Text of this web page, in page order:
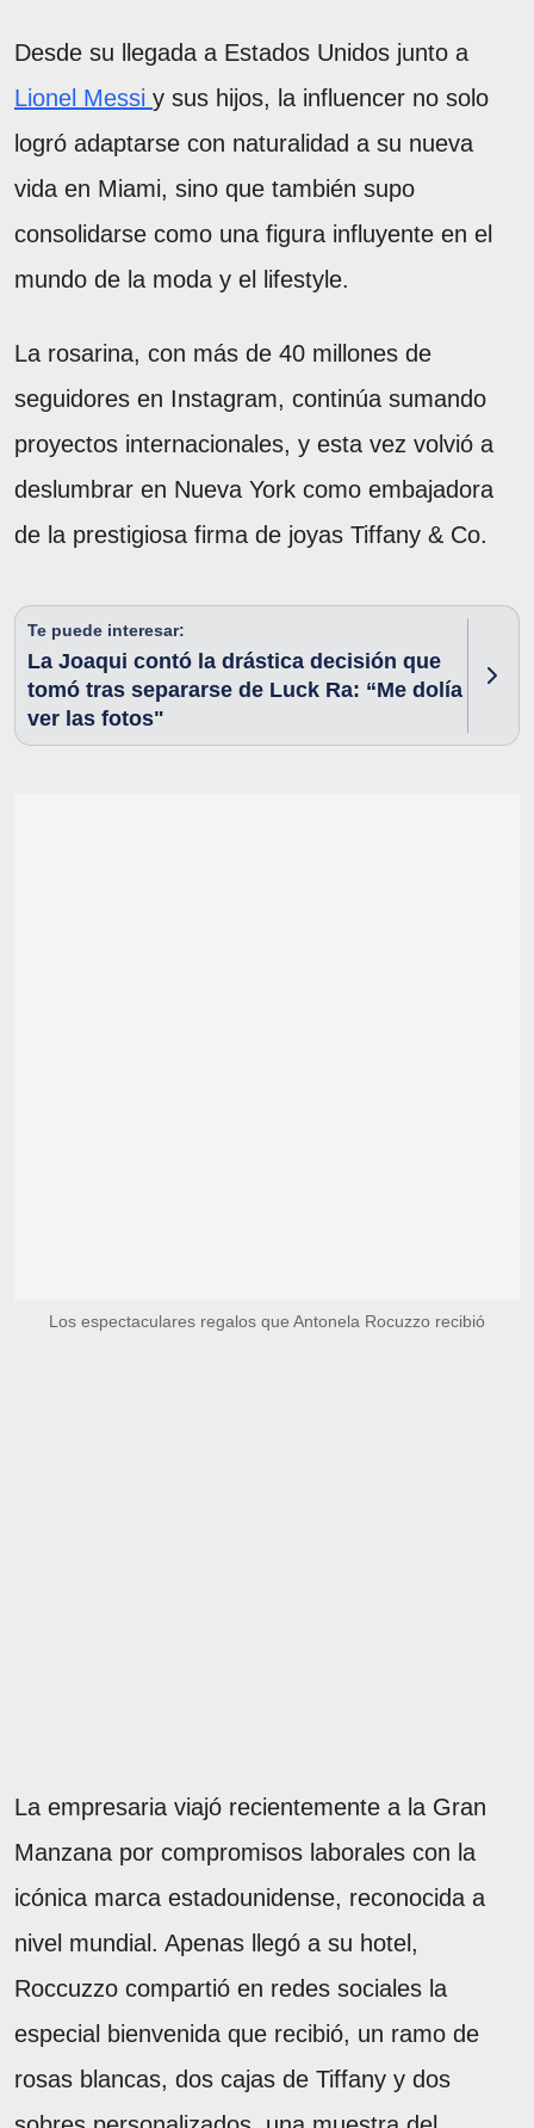
Desde su llegada a Estados Unidos junto a
Lionel Messi y sus hijos, la influencer no solo
logró adaptarse con naturalidad a su nueva
vida en Miami, sino que también supo
consolidarse como una figura influyente en el
mundo de la moda y el lifestyle.
La rosarina, con más de 40 millones de
seguidores en Instagram, continúa sumando
proyectos internacionales, y esta vez volvió a
deslumbrar en Nueva York como embajadora
de la prestigiosa firma de joyas Tiffany & Co.
Te puede interesar:
La Joaqui contó la drástica decisión que
tomó tras separarse de Luck Ra: “Me dolía
ver las fotos"
Los espectaculares regalos que Antonela Rocuzzo recibió
La empresaria viajó recientemente a la Gran
Manzana por compromisos laborales con la
icónica marca estadounidense, reconocida a
nivel mundial. Apenas llegó a su hotel,
Roccuzzo compartió en redes sociales la
especial bienvenida que recibió, un ramo de
rosas blancas, dos cajas de Tiffany y dos